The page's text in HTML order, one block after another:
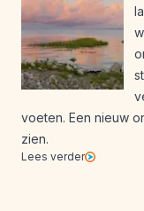
voeten. Een nieuw
zien.
Lees verder